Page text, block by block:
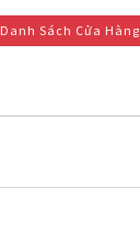
Danh Sách Cửa Hàng